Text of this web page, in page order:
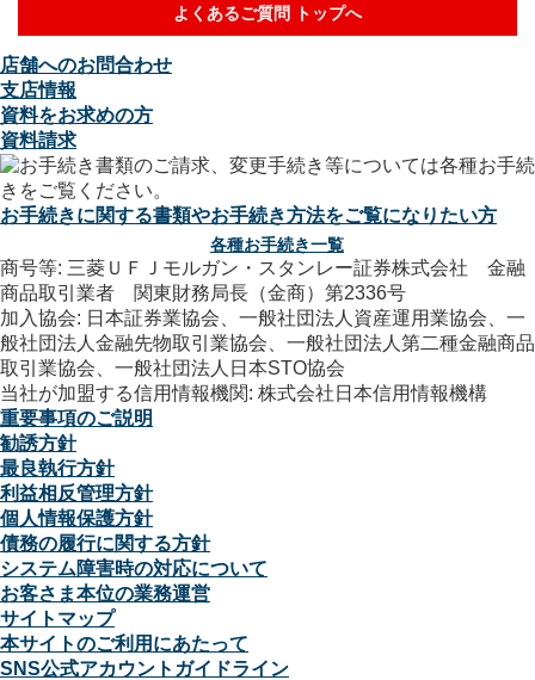
よくあるご質問 トップへ
店舗へのお問合わせ
支店情報
資料をお求めの方
資料請求
お手続きに関する書類やお手続き方法をご覧になりたい方
各種お手続き一覧
商号等: 三菱ＵＦＪモルガン・スタンレー証券株式会社 金融
商品取引業者 関東財務局長（金商）第2336号
加入協会: 日本証券業協会、一般社団法人資産運用業協会、一
般社団法人金融先物取引業協会、一般社団法人第二種金融商品
取引業協会、一般社団法人日本STO協会
当社が加盟する信用情報機関: 株式会社日本信用情報機構
重要事項のご説明
勧誘方針
最良執行方針
利益相反管理方針
個人情報保護方針
債務の履行に関する方針
システム障害時の対応について
お客さま本位の業務運営
サイトマップ
本サイトのご利用にあたって
SNS公式アカウントガイドライン